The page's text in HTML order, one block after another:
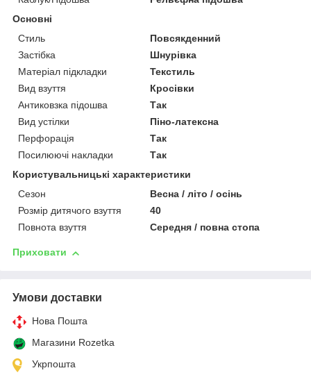
Основні
Стиль
Повсякденний
Застібка
Шнурівка
Матеріал підкладки
Текстиль
Вид взуття
Кросівки
Антиковзка підошва
Так
Вид устілки
Піно-латексна
Перфорація
Так
Посилюючі накладки
Так
Користувальницькі характеристики
Сезон
Весна / літо / осінь
Розмір дитячого взуття
40
Повнота взуття
Середня / повна стопа
Приховати
Умови доставки
Нова Пошта
Магазини Rozetka
Укрпошта